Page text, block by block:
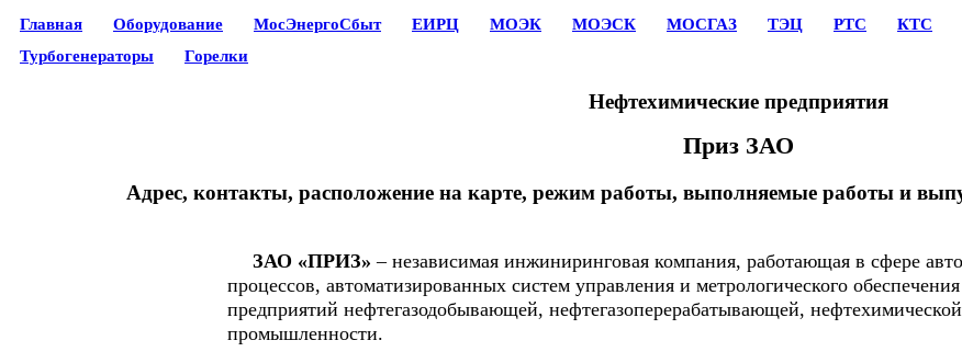
Главная Оборудование МосЭнергоСбыт ЕИРЦ МОЭК МОЭСК МОСГАЗ ТЭЦ РТС КТС
Турбогенераторы
Горелки
Нефтехимические предприятия
Приз ЗАО
Адрес, контакты, расположение на карте, режим работы, выполняемые работы и
ЗАО «ПРИЗ» – независимая инжиниринговая компания, работающая в сфере
процессов, автоматизированных систем управления и метрологического
предприятий нефтегазодобывающей, нефтегазоперерабатывающей,
промышленности.